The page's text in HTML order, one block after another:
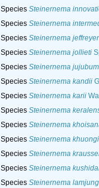
Species Steinernema
Species Steinernema
Species Steinernema
Species Steinernema jollieti
Species Steinernema jujubum
Species Steinernema kandii
Species Steinernema karii
Species Steinernema
Species Steinernema
Species Steinernema khuongi
Species Steinernema
Species Steinernema
Species Steinernema